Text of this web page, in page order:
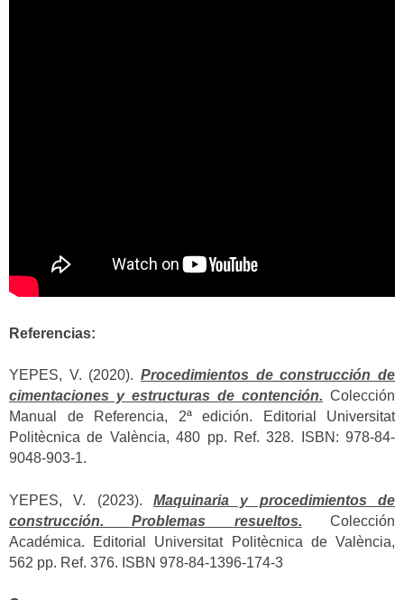
Referencias:
YEPES, V. (2020). Procedimientos de construcción de
cimentaciones y estructuras de contención. Colección
Manual de Referencia, 2ª edición. Editorial Universitat
Politècnica de València, 480 pp. Ref. 328. ISBN: 978-84-
9048-903-1.
YEPES, V. (2023). Maquinaria y procedimientos de
construcción. Problemas resueltos. Colección
Académica. Editorial Universitat Politècnica de València,
562 pp. Ref. 376. ISBN 978-84-1396-174-3